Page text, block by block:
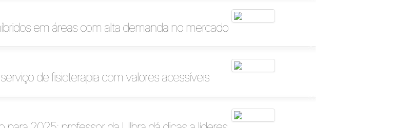
em áreas com alta demanda no mercado
de fisioterapia com valores acessíveis